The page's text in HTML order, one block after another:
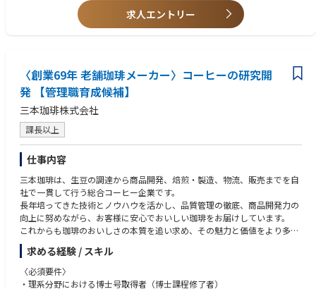
求人エントリー
〈創業69年 老舗珈琲メーカー〉コーヒーの研究開
発 【管理職育成候補】
三本珈琲株式会社
課長以上
仕事内容
三本珈琲は、生豆の調達から商品開発、焙煎・製造、物流、販売までを自
社で一貫して行う総合コーヒー企業です。
長年培ってきた技術とノウハウを活かし、品質管理の徹底、商品開発力の
向上に努めながら、お客様に安心でおいしい珈琲をお届けしています。
これからも珈琲のおいしさの本質を追い求め、その魅力と価値をより多く
のお客様へお届けしてまいります。
69年間黒字経営の安定した経営基盤を持つ中で、常に美味しいコーヒーを
求め続け、挑戦を重ねてきました。
求める経験 / スキル
〈必須要件〉
・理系分野における博士号取得者（博士課程修了者）